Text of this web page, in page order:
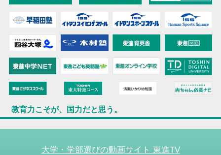
教育力こそが、国力だと思う。
大学・学部選びの動画サイト 東進TV